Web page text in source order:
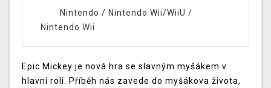
Nintendo / Nintendo Wii/WiiU /
Nintendo Wii
Epic Mickey je nová hra se slavným myšákem v
hlavní roli. Příběh nás zavede do myšákova života,